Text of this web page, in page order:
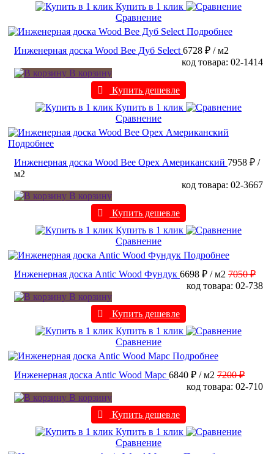
Купить в 1 клик
Сравнение
Подробнее
Инженерная доска Wood Bee Дуб Select 6728 ₽ / м2
код товара: 02-1414
В корзину
Купить дешевле
Купить в 1 клик
Сравнение
Подробнее
Инженерная доска Wood Bee Орех Американский 7958 ₽ /
м2
код товара: 02-3667
В корзину
Купить дешевле
Купить в 1 клик
Сравнение
Подробнее
Инженерная доска Antic Wood Фундук 6698 ₽ / м2 7050 ₽
код товара: 02-738
В корзину
Купить дешевле
Купить в 1 клик
Сравнение
Подробнее
Инженерная доска Antic Wood Марс 6840 ₽ / м2 7200 ₽
код товара: 02-710
В корзину
Купить дешевле
Купить в 1 клик
Сравнение